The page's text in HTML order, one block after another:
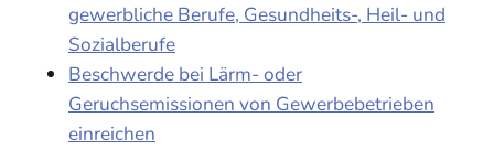
gewerbliche Berufe, Gesundheits-, Heil- und
Sozialberufe
Beschwerde bei Lärm- oder
Geruchsemissionen von Gewerbebetrieben
einreichen